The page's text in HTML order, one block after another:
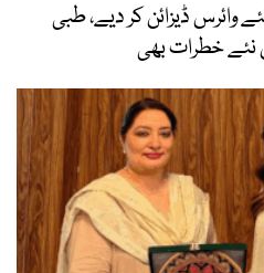
وائرس ڈیزائن کر دیے، طبی
نئے خطرات بھی